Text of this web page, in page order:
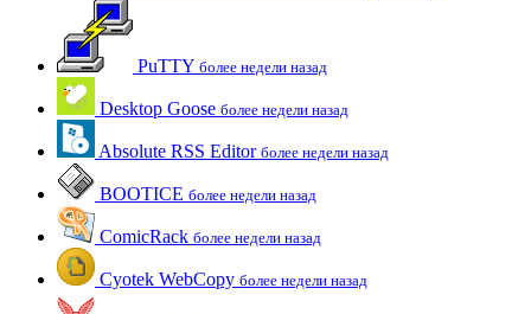
PuTTY более недели назад
Desktop Goose более недели назад
Absolute RSS Editor более недели назад
BOOTICE более недели назад
ComicRack более недели назад
Cyotek WebCopy более недели назад